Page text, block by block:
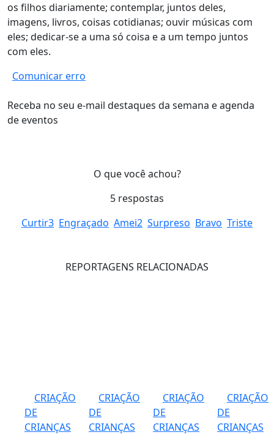
os filhos diariamente; contemplar, juntos deles,
imagens, livros, coisas cotidianas; ouvir músicas com
eles; dedicar-se a uma só coisa e a um tempo juntos
com eles.
Comunicar erro
Receba no seu e-mail destaques da semana e agenda
de eventos
O que você achou?
5 respostas
Curtir3 Engraçado Amei2 Surpreso Bravo Triste
REPORTAGENS RELACIONADAS
CRIAÇÃO
DE
CRIANÇAS
CRIAÇÃO
DE
CRIANÇAS
CRIAÇÃO
DE
CRIANÇAS
CRIAÇÃO
DE
CRIANÇAS